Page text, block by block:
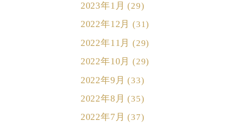
2023年1月 (29)
2022年12月 (31)
2022年11月 (29)
2022年10月 (29)
2022年9月 (33)
2022年8月 (35)
2022年7月 (37)